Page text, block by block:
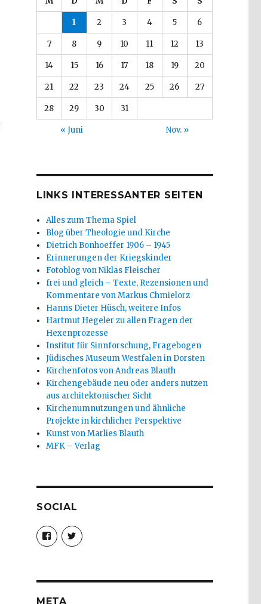
1 2 3 4 5 6
7 8 9 10 11 12 13
14 15 16 17 18 19 20
21 22 23 24 25 26 27
28 29 30 31
« Juni Nov. »
LINKS INTERESSANTER SEITEN
Alles zum Thema Spiel
Blog über Theologie und Kirche
Dietrich Bonhoeffer 1906 – 1945
Erinnerungen der Kriegskinder
Fotoblog von Niklas Fleischer
frei und gleich – Texte, Rezensionen und
Kommentare von Markus Chmielorz
Hanns Dieter Hüsch, weitere Infos
Hartmut Hegeler zu allen Fragen der
Hexenprozesse
Institut für Sinnforschung, Fragebogen
Jüdisches Museum Westfalen in Dorsten
Kirchenfotos von Andreas Blauth
Kirchengebäude neu oder anders nutzen
aus architektonischer Sicht
Kirchenumnutzungen und ähnliche
Projekte in kirchlicher Perspektive
Kunst von Marlies Blauth
MFK – Verlag
SOCIAL
Profil
von
christoph.fleischer1
anzeigen
Profil
von
anzeigen
META